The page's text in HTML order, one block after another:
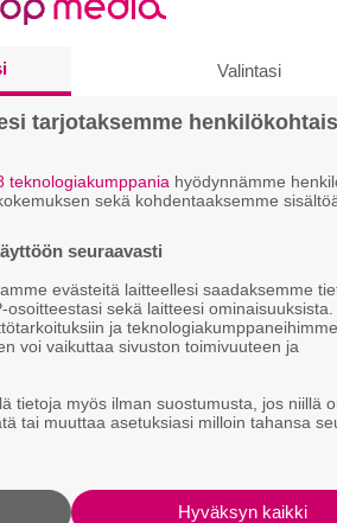
Valintasi
tarjotaksemme
teknologiakumppania hyödynnämme
sekä kohdentaaksemme
seuraavasti
evästeitä laitteellesi saadaksemme
sekä laitteesi
ja teknologiakumppaneihimme
voi vaikuttaa sivuston toimivuuteen ja
tietoja myös ilman suostumusta, jos niillä
tai muuttaa asetuksiasi milloin tahansa
Hyväksyn kaikki